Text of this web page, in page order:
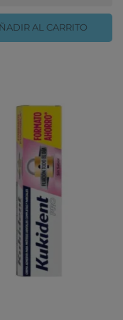
AL CARRITO